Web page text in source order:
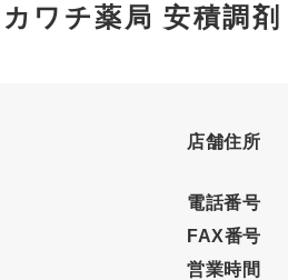
カワチ薬局 安積調剤
店舗住所
電話番号
FAX番号
営業時間